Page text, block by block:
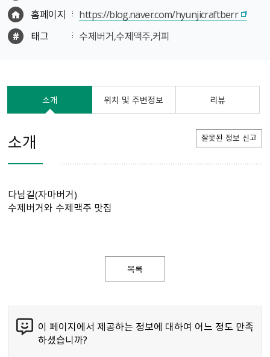
홈페이지
https://blog.naver.com/hyunjicraftberr
태그
수제버거,수제맥주,커피
소개 위치 및 주변정보 리뷰
소개 잘못된 정보 신고
다님길（자마버거）
수제버거와 수제맥주 맛집
목록
이 페이지에서 제공하는 정보에 대하여 어느 정도 만족
하셨습니까?